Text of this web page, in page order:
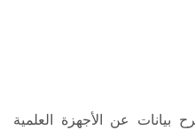
عن الأجهزة العلمية